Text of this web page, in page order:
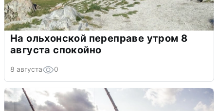
На ольхонской переправе утром 8
августа спокойно
8 августа 0